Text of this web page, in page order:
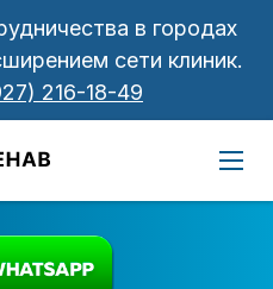
в городах
сети клиник.
216-18-49